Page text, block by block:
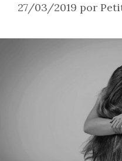
27/03/2019 por